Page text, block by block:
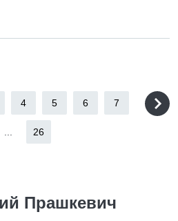
4 5 6 7
26
Прашкевич